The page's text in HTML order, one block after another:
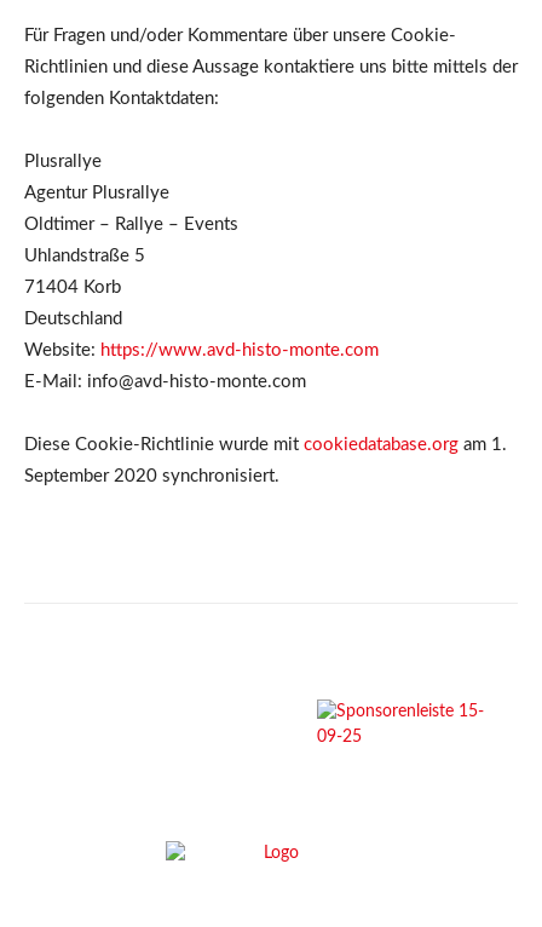
Für Fragen und/oder Kommentare über unsere Cookie-
Richtlinien und diese Aussage kontaktiere uns bitte mittels der
folgenden Kontaktdaten:
Plusrallye
Agentur Plusrallye
Oldtimer – Rallye – Events
Uhlandstraße 5
71404 Korb
Deutschland
Website: https://www.avd-histo-monte.com
E-Mail: info@avd-histo-monte.com
Diese Cookie-Richtlinie wurde mit cookiedatabase.org am 1.
September 2020 synchronisiert.